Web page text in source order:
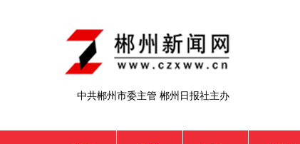
中共郴州市委主管 郴州日报社主办